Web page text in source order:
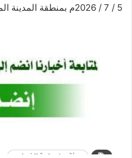
5 / 7 / 2026م بمنطقة المدينة المنورة.